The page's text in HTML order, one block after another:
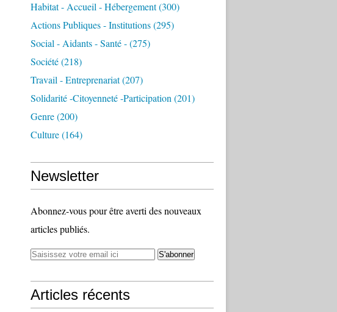
Habitat - Accueil - Hébergement(300)
Actions Publiques - Institutions(295)
Social - Aidants - Santé -(275)
Société(218)
Travail - Entreprenariat(207)
Solidarité -citoyenneté -participation (201)
Genre(200)
Culture(164)
Newsletter
Abonnez-vous pour être averti des nouveaux
articles publiés.
Articles récents